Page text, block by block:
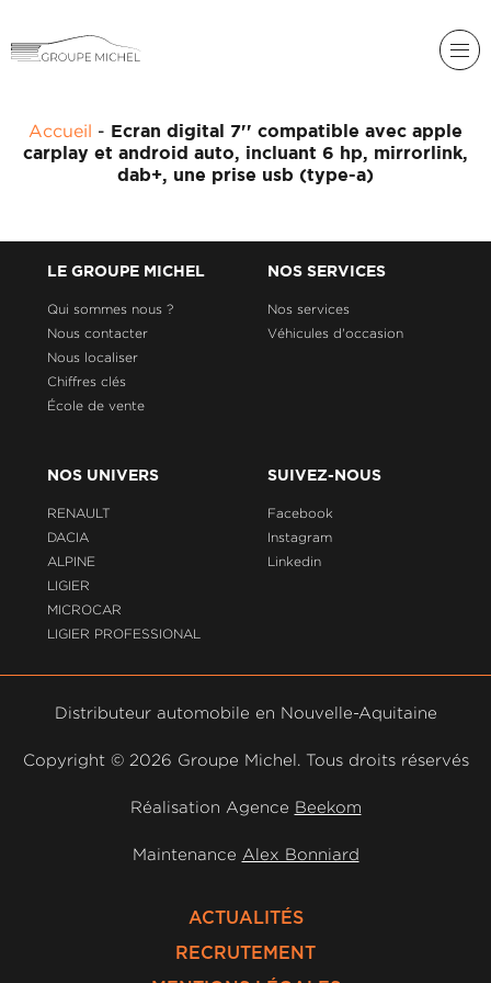
DACIA
ALPINE
MICROCAR
LIGIER
PROFESSIONAL
NOS
ACADÉMIE
HISTORIQUE
DU
GROUPE
ACTUALITÉS
Accueil - Ecran digital 7'' compatible avec apple
carplay et android auto, incluant 6 hp, mirrorlink,
dab+, une prise usb (type-a)
LE GROUPE MICHEL
Qui sommes nous ?
Nous contacter
Nous localiser
Chiffres clés
École de vente
NOS SERVICES
Nos services
Véhicules d'occasion
NOS UNIVERS
RENAULT
DACIA
ALPINE
LIGIER
MICROCAR
LIGIER PROFESSIONAL
SUIVEZ-NOUS
Facebook
Instagram
Linkedin
Distributeur automobile en Nouvelle-Aquitaine
Copyright © 2026 Groupe Michel. Tous droits réservés
Réalisation Agence Beekom
Maintenance Alex Bonniard
ACTUALITÉS
RECRUTEMENT